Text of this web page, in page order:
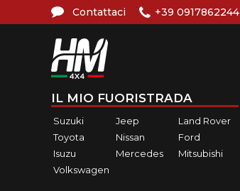
Contattaci +39 0917862244
IL MIO FUORISTRADA
Suzuki Jeep
Land Rover
Toyota
Nissan
Ford
Isuzu
Mercedes
Mitsubishi
Volkswagen